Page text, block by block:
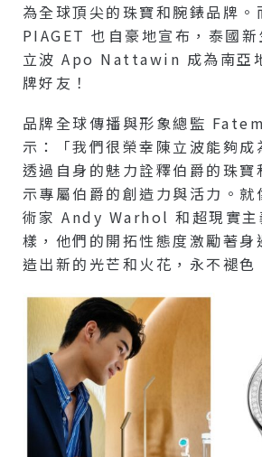
為全球頂尖的珠寶和腕錶品牌。
PIAGET 也自豪地宣布，泰國
立波 Apo Nattawin 成為南亞
牌好友！
品牌全球傳播與形象總監
示：「我們很榮幸陳立波能夠成
透過自身的魅力詮釋伯爵的珠寶
示專屬伯爵的創造力與活力。就
術家 Andy Warhol 和超現實主
樣，他們的開拓性態度激勵著身
造出新的光芒和火花，永不褪色